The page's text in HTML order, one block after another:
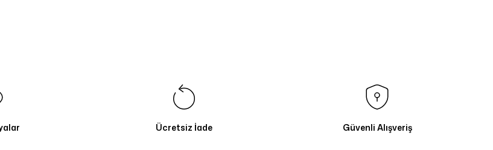
Ücretsiz İade Güvenli Alışveriş